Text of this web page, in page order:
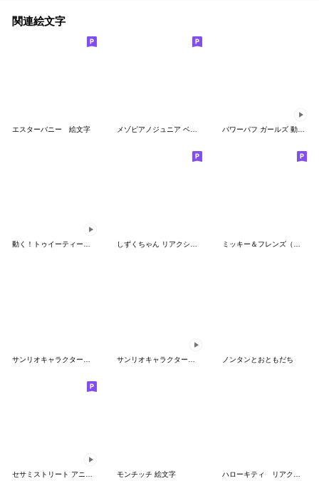
関連絵文字
エスターバニー 絵文字 パワーパフ ガールズ 動く絵文字
動く！トゥイーティー絵文字♥ しずくちゃん リアクション絵文字 ミッキー＆フレンズ（レトロ）絵文字
ノンタンとおともだち
モンチッチ 絵文字